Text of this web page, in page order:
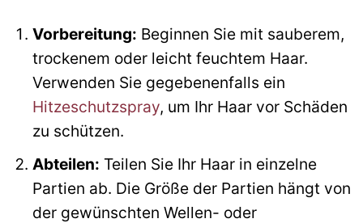
Vorbereitung: Beginnen Sie mit sauberem,
trockenem oder leicht feuchtem Haar.
Verwenden Sie gegebenenfalls ein
Hitzeschutzspray, um Ihr Haar vor Schäden
zu schützen.
Abteilen: Teilen Sie Ihr Haar in einzelne
Partien ab. Die Größe der Partien hängt von
der gewünschten Wellen- oder